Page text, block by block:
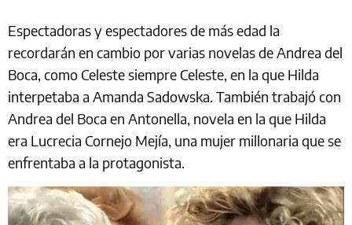
Espectadoras y espectadores de más edad la
recordarán en cambio por varias novelas de Andrea del
Boca, como Celeste siempre Celeste, en la que Hilda
interpetaba a Amanda Sadowska. También trabajó con
Andrea del Boca en Antonella, novela en la que Hilda
era Lucrecia Cornejo Mejía, una mujer millonaria que se
enfrentaba a la protagonista.